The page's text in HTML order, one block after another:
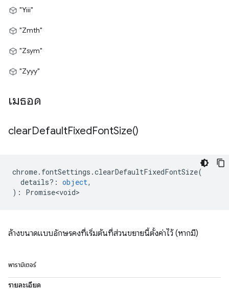
"Yiii"
"Zmth"
"Zsym"
"Zyyy"
เมธอด
clearDefaultFixedFontSize()
chrome. fontSettings .clearDefaultFixedFontSize(
details? : object,
) : Promise<void>
ล้างขนาดแบบอักษรคงที่เริ่มต้นที่ส่วนขยายนี้ตั้งค่าไว้ (หากมี)
พารามิเตอร์
รายละเอียด